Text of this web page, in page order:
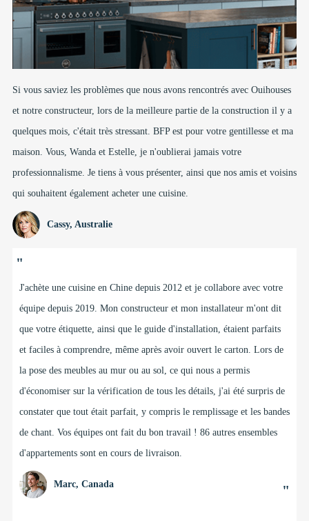
Si vous saviez les problèmes que nous avons rencontrés avec Ouihouses
et notre constructeur, lors de la meilleure partie de la construction il y a
quelques mois, c'était très stressant. BFP est pour votre gentillesse et ma
maison. Vous, Wanda et Estelle, je n'oublierai jamais votre
professionnalisme. Je tiens à vous présenter, ainsi que nos amis et voisins
qui souhaitent également acheter une cuisine.
Cassy, ​​Australie
"
Depuis plus de 9 ans, Freddy, Doris et l'équipe de BFP nous
fournissent cuisines, buanderies, meubles-lavabos, linge de maison et
autres meubles de rangement pour nos projets de construction à
Adélaïde, en Australie-Méridionale. L'équipe met tout en œuvre pour
nous aider à respecter nos exigences et les cahiers des charges de nos
clients, que ce soit pour des projets d'une seule maison ou des projets
à plusieurs étages comptant plus de 5 appartements. Doris et son
équipe de conception ont participé à la réalisation de ma propre
maison l'année dernière et j'adore ma nouvelle cuisine et d'autres
détails de décoration, comme ma banquette avec rangements et
étagères ouvertes.